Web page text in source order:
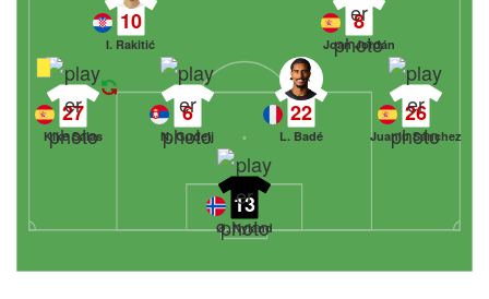
13
Ø. Nyland
27
Kike Salas
6
N. Gudelj
22
L. Badé
26
Juanlu Sánchez
10
I. Rakitić
8
Joan Jordán